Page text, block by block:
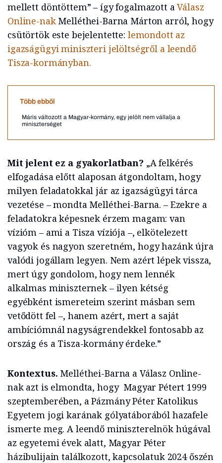
mellett döntöttem” – így fogalmazott aVálasz
Online-nakMelléthei-Barna Márton arról, hogy
csütörtök este bejelentette: lemondott az
igazságügyi miniszteri jelöltségről a leendő
Tisza-kormányban.
Több ebből
Máris változott a Magyar-kormány, egy jelölt nem vállalja a
miniszterséget
Mit jelent ez a gyakorlatban? „A felkérés
elfogadása előtt alaposan átgondoltam, hogy
milyen feladatokkal jár az igazságügyi tárca
vezetése – mondta Melléthei-Barna. – Ezekre a
feladatokra képesnek érzem magam: van
vízióm – ami a Tisza víziója –, elkötelezett
vagyok és nagyon szeretném, hogy hazánk újra
valódi jogállam legyen. Nem azért lépek vissza,
mert úgy gondolom, hogy nem lennék
alkalmas miniszternek – ilyen kétség
egyébként ismereteim szerint másban sem
vetődött fel –, hanem azért, mert a saját
ambíciómnál nagyságrendekkel fontosabb az
ország és a Tisza-kormány érdeke.”
Kontextus. Melléthei-Barna a Válasz Online-
nak azt is elmondta, hogy Magyar Pétert 1999
szeptemberében, a Pázmány Péter Katolikus
Egyetem jogi karának gólyatáborából hazafele
ismerte meg. A leendő miniszterelnök húgával
az egyetemi évek alatt, Magyar Péter
házibulijain találkozott, kapcsolatuk 2024 őszén